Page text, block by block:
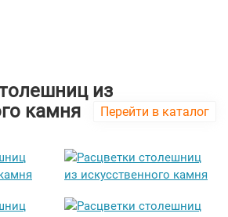
из
камня
Перейти в каталог